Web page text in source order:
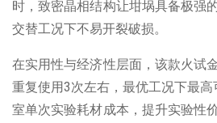
时，致密晶相结构让坩埚具备极强
交替工况下不易开裂破损。
在实用性与经济性层面，该款火试
重复使用3次左右，最优工况下最高
室单次实验耗材成本，提升实验性